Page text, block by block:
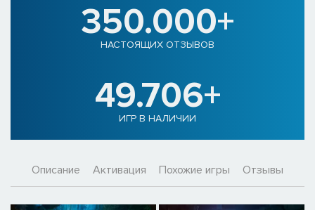
350.000+
НАСТОЯЩИХ ОТЗЫВОВ
49.706+
ИГР В НАЛИЧИИ
Описание Активация Похожие игры Отзывы